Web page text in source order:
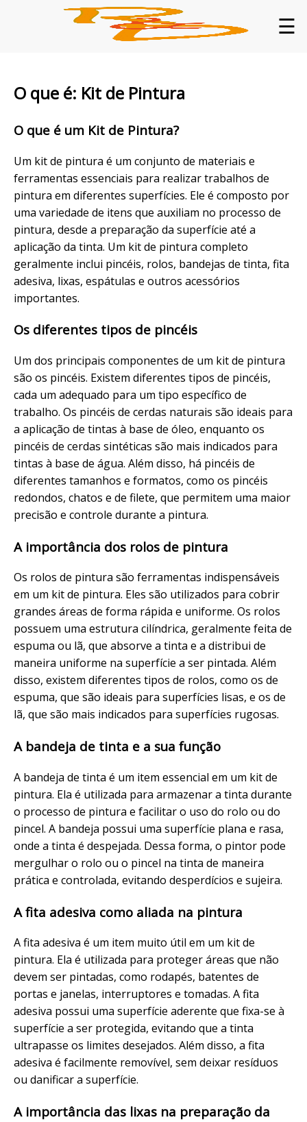
☰
O que é: Kit de Pintura
O que é um Kit de Pintura?
Um kit de pintura é um conjunto de materiais e
ferramentas essenciais para realizar trabalhos de
pintura em diferentes superfícies. Ele é composto por
uma variedade de itens que auxiliam no processo de
pintura, desde a preparação da superfície até a
aplicação da tinta. Um kit de pintura completo
geralmente inclui pincéis, rolos, bandejas de tinta, fita
adesiva, lixas, espátulas e outros acessórios
importantes.
Os diferentes tipos de pincéis
Um dos principais componentes de um kit de pintura
são os pincéis. Existem diferentes tipos de pincéis,
cada um adequado para um tipo específico de
trabalho. Os pincéis de cerdas naturais são ideais para
a aplicação de tintas à base de óleo, enquanto os
pincéis de cerdas sintéticas são mais indicados para
tintas à base de água. Além disso, há pincéis de
diferentes tamanhos e formatos, como os pincéis
redondos, chatos e de filete, que permitem uma maior
precisão e controle durante a pintura.
A importância dos rolos de pintura
Os rolos de pintura são ferramentas indispensáveis
em um kit de pintura. Eles são utilizados para cobrir
grandes áreas de forma rápida e uniforme. Os rolos
possuem uma estrutura cilíndrica, geralmente feita de
espuma ou lã, que absorve a tinta e a distribui de
maneira uniforme na superfície a ser pintada. Além
disso, existem diferentes tipos de rolos, como os de
espuma, que são ideais para superfícies lisas, e os de
lã, que são mais indicados para superfícies rugosas.
A bandeja de tinta e a sua função
A bandeja de tinta é um item essencial em um kit de
pintura. Ela é utilizada para armazenar a tinta durante
o processo de pintura e facilitar o uso do rolo ou do
pincel. A bandeja possui uma superfície plana e rasa,
onde a tinta é despejada. Dessa forma, o pintor pode
mergulhar o rolo ou o pincel na tinta de maneira
prática e controlada, evitando desperdícios e sujeira.
A fita adesiva como aliada na pintura
A fita adesiva é um item muito útil em um kit de
pintura. Ela é utilizada para proteger áreas que não
devem ser pintadas, como rodapés, batentes de
portas e janelas, interruptores e tomadas. A fita
adesiva possui uma superfície aderente que fixa-se à
superfície a ser protegida, evitando que a tinta
ultrapasse os limites desejados. Além disso, a fita
adesiva é facilmente removível, sem deixar resíduos
ou danificar a superfície.
A importância das lixas na preparação da